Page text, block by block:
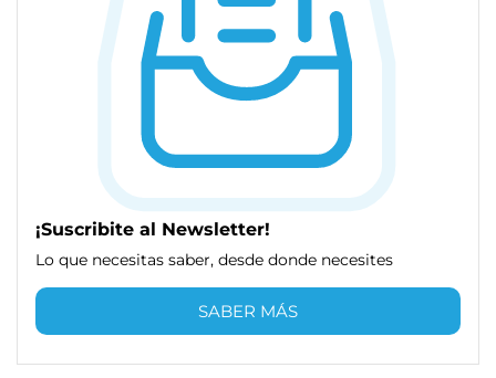
¡Suscribite al Newsletter!
Lo que necesitas saber, desde donde necesites
SABER MÁS